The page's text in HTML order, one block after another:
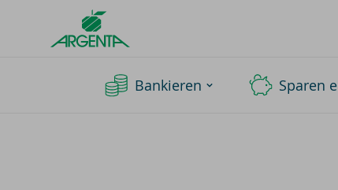
Argenta
Homepage
Bankieren Sparen